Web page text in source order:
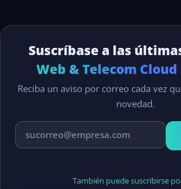
Suscríbase a las
Web & Telecom Cloud
Reciba un aviso por correo cada vez
novedad.
También puede suscribirse